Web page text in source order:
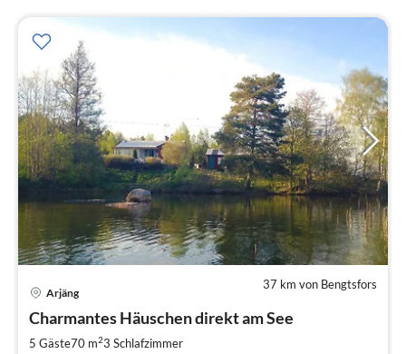
37 km von Bengtsfors
Arjäng
Charmantes Häuschen direkt am See
5 Gäste70 m23 Schlafzimmer